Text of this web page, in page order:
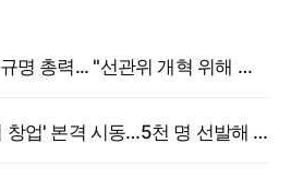
정부, '참정권 침해' 규명 총력... "선관위 개혁 위해 국정조사 등 모든 조치"
6만 명 몰린 '모두의 창업' 본격 시동…5천 명 선발해 밀착 지원